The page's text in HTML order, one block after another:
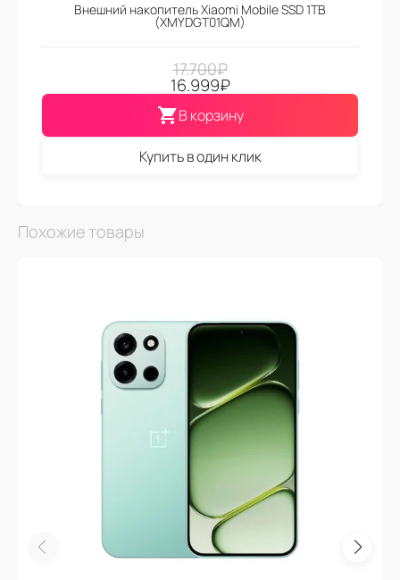
Внешний накопитель Xiaomi Mobile SSD 1TB
(XMYDGT01QM)
17.700₽
16.999₽
В корзину
Купить в один клик
Похожие товары